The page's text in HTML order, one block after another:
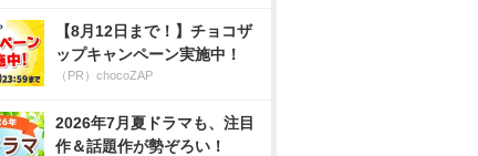
【8月12日まで！】チョコザ
ップキャンペーン実施中！
（PR）chocoZAP
2026年7月夏ドラマも、注目
作＆話題作が勢ぞろい！